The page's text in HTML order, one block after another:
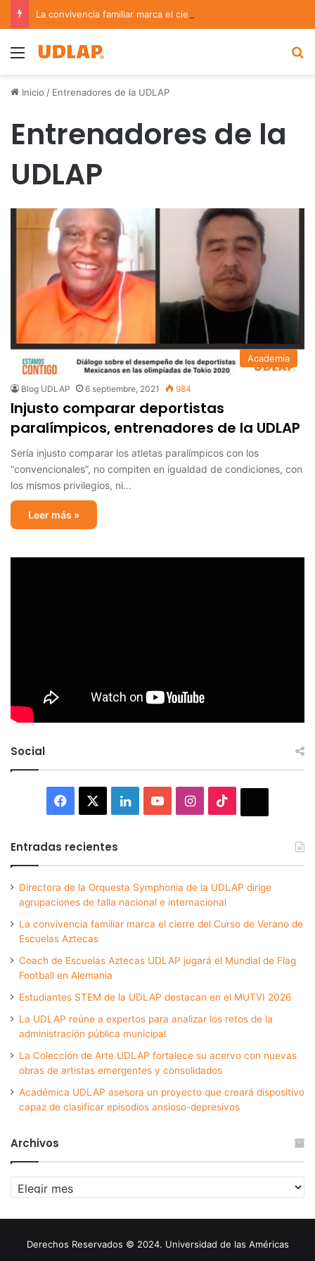
Menu
Inicio / Entrenadores de la UDLAP
Entrenadores de la
UDLAP
Academia
Blog UDLAP 6 septiembre, 2021 984
Injusto comparar deportistas
paralímpicos, entrenadores de la UDLAP
Sería injusto comparar los atletas paralímpicos con los
“convencionales”, no compiten en igualdad de condiciones, con
los mismos privilegios, ni…
Leer más »
Social
Facebook LinkedInYouTubeInstagram
Entradas recientes
Directora de la Orquesta Symphonia de la UDLAP dirige
agrupaciones de talla nacional e internacional
La convivencia familiar marca el cierre del Curso de Verano de
Escuelas Aztecas
Coach de Escuelas Aztecas UDLAP jugará el Mundial de Flag
Football en Alemania
Estudiantes STEM de la UDLAP destacan en el MUTVI 2026
La UDLAP reúne a expertos para analizar los retos de la
administración pública municipal
La Colección de Arte UDLAP fortalece su acervo con nuevas
obras de artistas emergentes y consolidados
Académica UDLAP asesora un proyecto que creará dispositivo
capaz de clasificar episodios ansioso-depresivos
Archivos
Archivos
Derechos Reservados © 2024. Universidad de las Américas